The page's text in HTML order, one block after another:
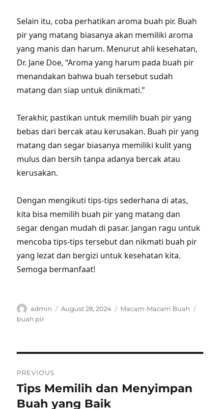
Selain itu, coba perhatikan aroma buah pir. Buah
pir yang matang biasanya akan memiliki aroma
yang manis dan harum. Menurut ahli kesehatan,
Dr. Jane Doe, “Aroma yang harum pada buah pir
menandakan bahwa buah tersebut sudah
matang dan siap untuk dinikmati.”
Terakhir, pastikan untuk memilih buah pir yang
bebas dari bercak atau kerusakan. Buah pir yang
matang dan segar biasanya memiliki kulit yang
mulus dan bersih tanpa adanya bercak atau
kerusakan.
Dengan mengikuti tips-tips sederhana di atas,
kita bisa memilih buah pir yang matang dan
segar dengan mudah di pasar. Jangan ragu untuk
mencoba tips-tips tersebut dan nikmati buah pir
yang lezat dan bergizi untuk kesehatan kita.
Semoga bermanfaat!
Author
admin
Posted
August 28, 2024 Categories
Macam-Macam Buah
buah pir
navigation
PREVIOUS
Previous
post:
Tips Memilih dan Menyimpan
Buah yang Baik